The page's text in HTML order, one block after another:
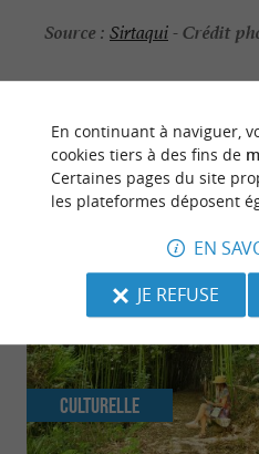
Source : Sirtaqui-Crédit
NOUS AVONS
Culturelle
En continuant à naviguer,
cookies tiers à des fins de
Certaines pages du site
les plateformes déposent
EN
JE REFUSE